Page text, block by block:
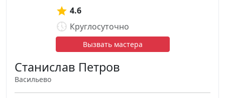
4.6
Круглосуточно
Вызвать мастера
Станислав Петров
Васильево